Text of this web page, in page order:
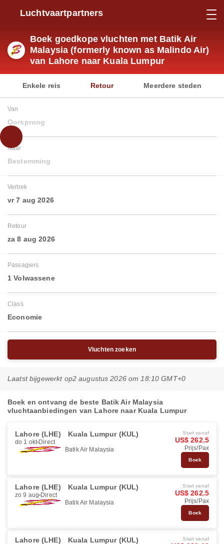
Luchtvaartpartners
Boek goedkope vluchten met Batik Air
Malaysia (formerly known as Malindo Air)
van Lahore naar Kuala Lumpur
Enkele reis Retour Meerdere steden
Van
Oorsprong
Naar
Bestemming
Vertrek
vr 7 aug 2026
Retour
za 8 aug 2026
Passagiers
1 Volwassene
Class
Economie
Vluchten zoeken
Laatst bijgewerkt op2 augustus 2026 om 18:10 GMT+0
Boek en ontvang de beste Batik Air Malaysia
vluchtaanbiedingen van Lahore naar Kuala Lumpur
Lahore (LHE) Kuala Lumpur (KUL)
do 1 okt Direct
Batik Air Malaysia
Start vanaf
US$ 262.5
Prijs/Pax
Boek
Lahore (LHE) Kuala Lumpur (KUL)
zo 9 aug Direct
Batik Air Malaysia
Start vanaf
US$ 262.5
Prijs/Pax
Boek
Lahore (LHE) Kuala Lumpur (KUL) Start vanaf